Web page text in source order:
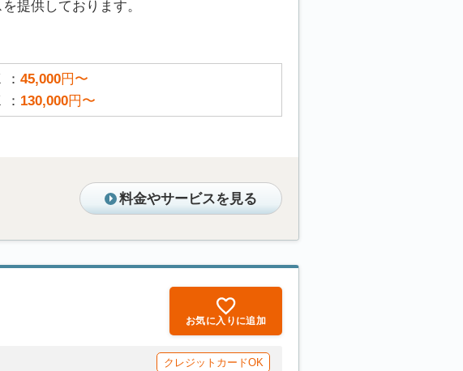
提供しております。
45,000円〜
130,000円〜
料金やサービスを見る
お気に入りに追加
クレジットカードOK